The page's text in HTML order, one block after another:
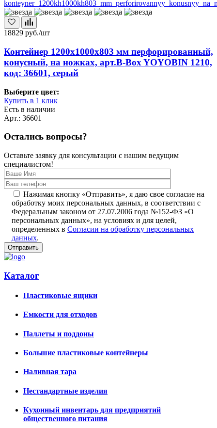
18829 руб./шт
Контейнер 1200х1000х803 мм перфорированный,
конусный, на ножках, арт.B-Box YOYOBIN 1210,
код: 36601, серый
Выберите цвет:
Купить в 1 клик
Есть в наличии
Арт.: 36601
Остались вопросы?
Оставьте заявку для консультации с нашим ведущим
специалистом!
Нажимая кнопку «Отправить», я даю свое согласие на
обработку моих персональных данных, в соответствии с
Федеральным законом от 27.07.2006 года №152-ФЗ «О
персональных данных», на условиях и для целей,
определенных в Согласии на обработку персональных
данных.
Каталог
Пластиковые ящики
Емкости для отходов
Паллеты и поддоны
Большие пластиковые контейнеры
Наливная тара
Нестандартные изделия
Кухонный инвентарь для предприятий
общественного питания